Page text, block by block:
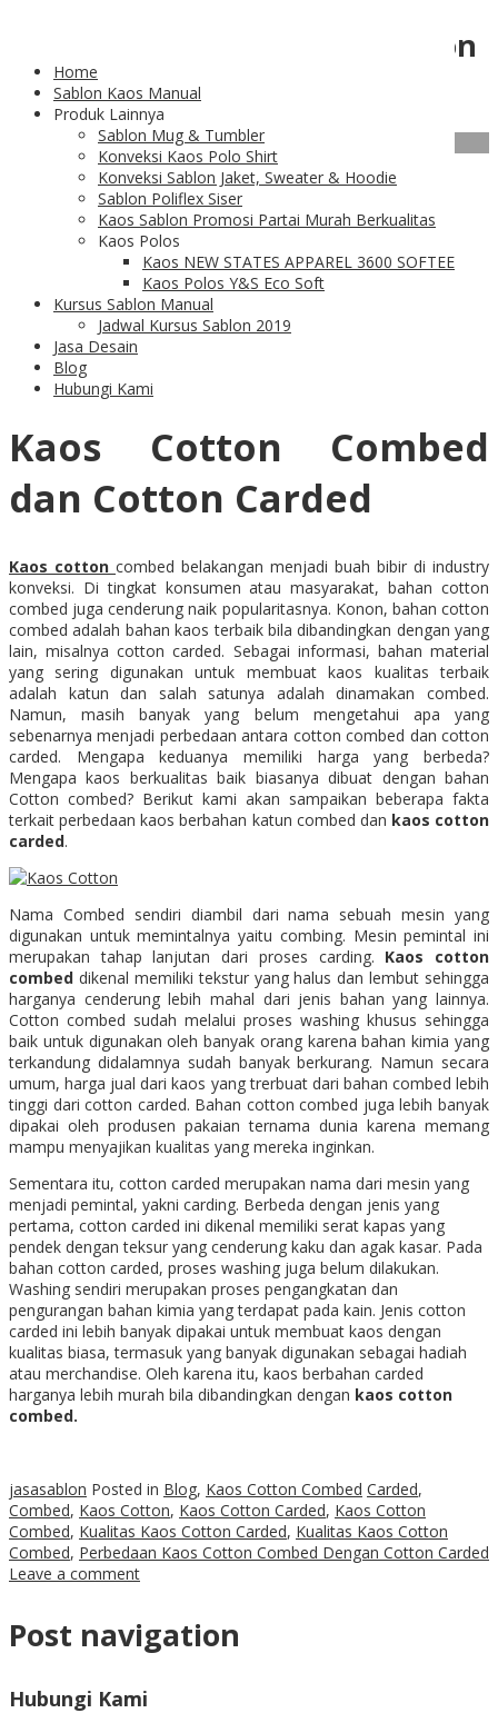
Home
Sablon Kaos Manual
Produk Lainnya
Sablon Mug & Tumbler
Konveksi Kaos Polo Shirt
Konveksi Sablon Jaket, Sweater & Hoodie
Sablon Poliflex Siser
Kaos Sablon Promosi Partai Murah Berkualitas
Kaos Polos
Kaos NEW STATES APPAREL 3600 SOFTEE
Kaos Polos Y&S Eco Soft
Kursus Sablon Manual
Jadwal Kursus Sablon 2019
Jasa Desain
Blog
Hubungi Kami
Kaos Cotton
Combed
Kaos Cotton Combed
dan Perbedaannya
dengan Cotton Carded
Kaos Cotton Combed
dan Cotton Carded
Kaos cotton combed belakangan menjadi buah bibir di industry
konveksi. Di tingkat konsumen atau masyarakat, bahan cotton
combed juga cenderung naik popularitasnya. Konon, bahan cotton
combed adalah bahan kaos terbaik bila dibandingkan dengan yang
lain, misalnya cotton carded. Sebagai informasi, bahan material
yang sering digunakan untuk membuat kaos kualitas terbaik
adalah katun dan salah satunya adalah dinamakan combed.
Namun, masih banyak yang belum mengetahui apa yang
sebenarnya menjadi perbedaan antara cotton combed dan cotton
carded. Mengapa keduanya memiliki harga yang berbeda?
Mengapa kaos berkualitas baik biasanya dibuat dengan bahan
Cotton combed? Berikut kami akan sampaikan beberapa fakta
terkait perbedaan kaos berbahan katun combed dan kaos cotton
carded.
Nama Combed sendiri diambil dari nama sebuah mesin yang
digunakan untuk memintalnya yaitu combing. Mesin pemintal ini
merupakan tahap lanjutan dari proses carding. Kaos cotton
combed dikenal memiliki tekstur yang halus dan lembut sehingga
harganya cenderung lebih mahal dari jenis bahan yang lainnya.
Cotton combed sudah melalui proses washing khusus sehingga
baik untuk digunakan oleh banyak orang karena bahan kimia yang
terkandung didalamnya sudah banyak berkurang. Namun secara
umum, harga jual dari kaos yang trerbuat dari bahan combed lebih
tinggi dari cotton carded. Bahan cotton combed juga lebih banyak
dipakai oleh produsen pakaian ternama dunia karena memang
mampu menyajikan kualitas yang mereka inginkan.
Sementara itu, cotton carded merupakan nama dari mesin yang
menjadi pemintal, yakni carding. Berbeda dengan jenis yang
pertama, cotton carded ini dikenal memiliki serat kapas yang
pendek dengan teksur yang cenderung kaku dan agak kasar. Pada
bahan cotton carded, proses washing juga belum dilakukan.
Washing sendiri merupakan proses pengangkatan dan
pengurangan bahan kimia yang terdapat pada kain. Jenis cotton
carded ini lebih banyak dipakai untuk membuat kaos dengan
kualitas biasa, termasuk yang banyak digunakan sebagai hadiah
atau merchandise. Oleh karena itu, kaos berbahan carded
harganya lebih murah bila dibandingkan dengan kaos cotton
combed.
jasasablon Posted in Blog, Kaos Cotton Combed Carded,
Combed, Kaos Cotton, Kaos Cotton Carded, Kaos Cotton
Combed, Kualitas Kaos Cotton Carded, Kualitas Kaos Cotton
Combed, Perbedaan Kaos Cotton Combed Dengan Cotton Carded
Leave a comment
Post navigation
Hubungi Kami